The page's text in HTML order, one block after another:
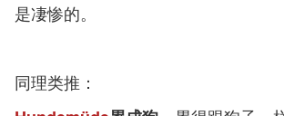
是凄惨的。
同理类推：